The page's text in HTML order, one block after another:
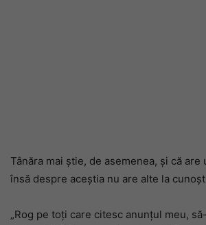
Tânăra mai știe, de asemenea, și că are
însă despre aceștia nu are alte la
„Rog pe toți care citesc anunțul meu,